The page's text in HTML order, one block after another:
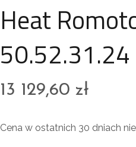
Heat
50.52.31.24
13 129,60zł
Cena w ostatnich 30 dniach